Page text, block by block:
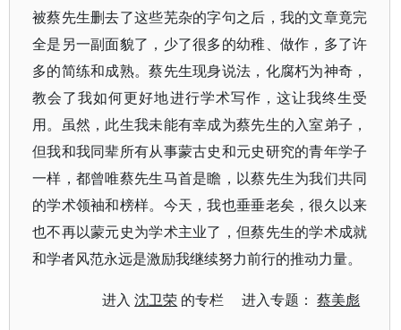
被蔡先生删去了这些芜杂的字句之后，我的文章竟完
全是另一副面貌了，少了很多的幼稚、做作，多了许
多的简练和成熟。蔡先生现身说法，化腐朽为神奇，
教会了我如何更好地进行学术写作，这让我终生受
用。虽然，此生我未能有幸成为蔡先生的入室弟子，
但我和我同辈所有从事蒙古史和元史研究的青年学子
一样，都曾唯蔡先生马首是瞻，以蔡先生为我们共同
的学术领袖和榜样。今天，我也垂垂老矣，很久以来
也不再以蒙元史为学术主业了，但蔡先生的学术成就
和学者风范永远是激励我继续努力前行的推动力量。
进入沈卫荣 的专栏 进入专题：蔡美彪